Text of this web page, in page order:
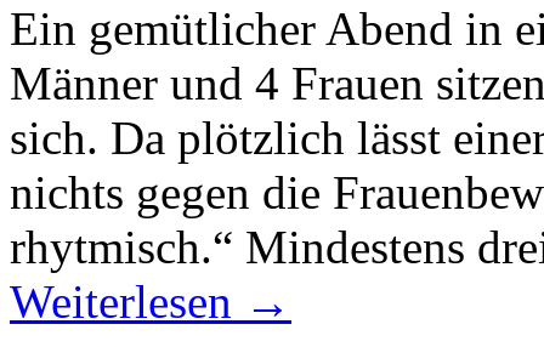
Ein gemütlicher Abend in
Männer und 4 Frauen
sich. Da plötzlich lässt
nichts gegen die
rhytmisch.“ Mindestens
Weiterlesen →